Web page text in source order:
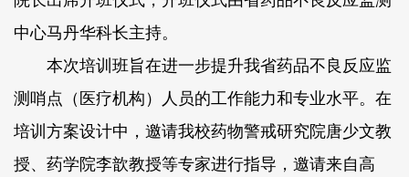
中心马丹华科长主持。
本次培训班旨在进一步提升我省药品不良反应监
测哨点（医疗机构）人员的工作能力和专业水平。在
培训方案设计中，邀请我校药物警戒研究院唐少文教
授、药学院李歆教授等专家进行指导，邀请来自高